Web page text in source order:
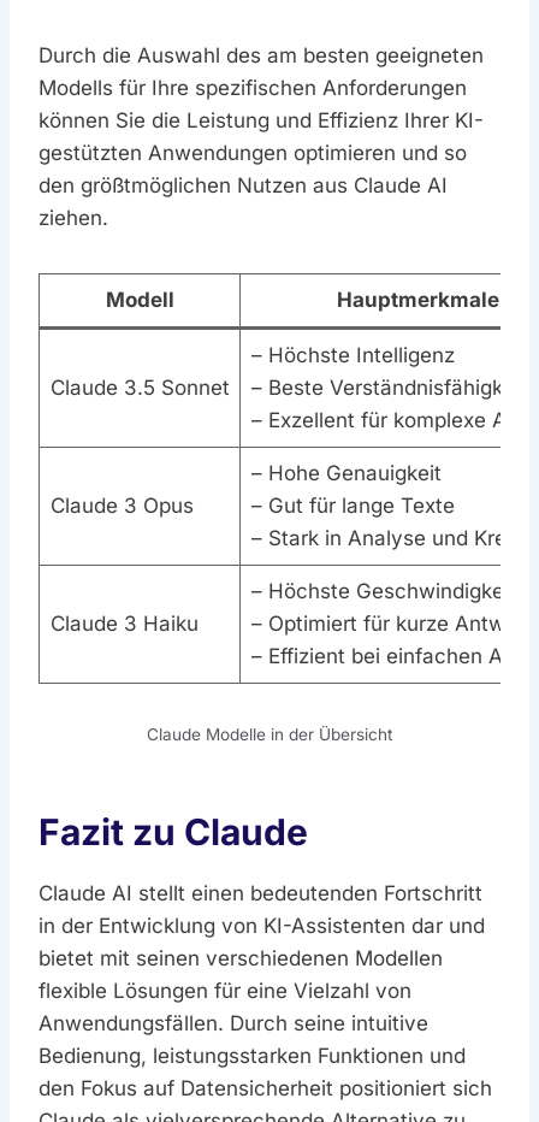
Durch die Auswahl des am besten geeigneten
Modells für Ihre spezifischen Anforderungen
können Sie die Leistung und Effizienz Ihrer KI-
gestützten Anwendungen optimieren und so
den größtmöglichen Nutzen aus Claude AI
ziehen.
Modell Hauptmerkmale
Claude 3.5 Sonnet
– Höchste Intelligenz
– Beste Verständnisfähigkeit
– Exzellent für komplexe
Claude 3 Opus
– Hohe Genauigkeit
– Gut für lange Texte
– Stark in Analyse und
Claude 3 Haiku
– Höchste Geschwindigkeit
– Optimiert für kurze
– Effizient bei einfachen
Claude Modelle in der Übersicht
Fazit zu Claude
Claude AI stellt einen bedeutenden Fortschritt
in der Entwicklung von KI-Assistenten dar und
bietet mit seinen verschiedenen Modellen
flexible Lösungen für eine Vielzahl von
Anwendungsfällen. Durch seine intuitive
Bedienung, leistungsstarken Funktionen und
den Fokus auf Datensicherheit positioniert sich